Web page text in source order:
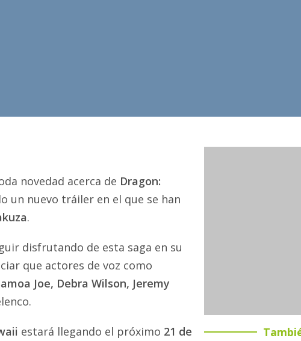
novedad acerca de Dragon:
un nuevo tráiler en el que se han
.
disfrutando de esta saga en su
que actores de voz como
Joe, Debra Wilson, Jeremy
estará llegando el próximo 21 de